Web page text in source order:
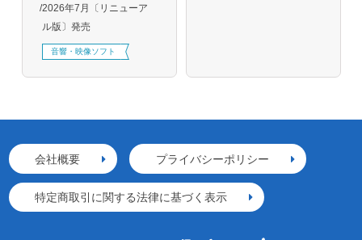
2026年7月〔リニューア
ル版〕発売
音響・映像ソフト
会社概要 プライバシーポリシー
特定商取引に関する法律に基づく表示